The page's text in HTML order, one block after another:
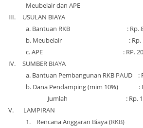
Meubelair dan APE
III.
USULAN BIAYA
a. Bantuan RKB : Rp.
b. Meubelair : Rp.
c. APE : RP.
IV.
SUMBER BIAYA
a. Bantuan Pembangunan RKB PAUD :
b. Dana Pendamping (mim 10%) :
Jumlah : Rp.
V.
LAMPIRAN
1.
Rencana Anggaran Biaya (RKB)